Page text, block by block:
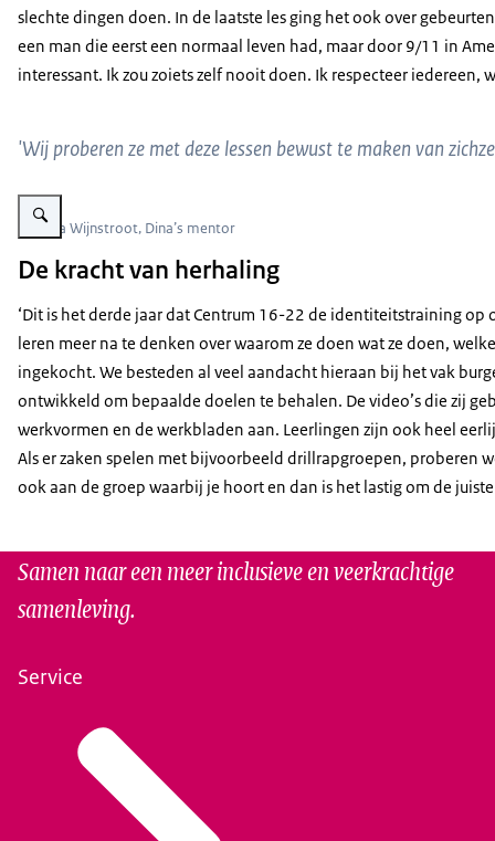
slechte dingen doen. In de laatste les ging het ook over
een man die eerst een normaal leven had, maar door 9/11 in
interessant. Ik zou zoiets zelf nooit doen. Ik respecteer
'Wij proberen ze met deze lessen bewust te maken van
Vergroot afbeelding Natasja Wijnstroot
Natasja Wijnstroot, Dina’s mentor
De kracht van herhaling
‘Dit is het derde jaar dat Centrum 16-22 de identiteitstraining
leren meer na te denken over waarom ze doen wat ze doen,
ingekocht. We besteden al veel aandacht hieraan bij het vak
ontwikkeld om bepaalde doelen te behalen. De video’s die zij
werkvormen en de werkbladen aan. Leerlingen zijn ook heel
Als er zaken spelen met bijvoorbeeld drillrapgroepen, proberen
ook aan de groep waarbij je hoort en dan is het lastig om de
Samen naar een meer inclusieve en veerkrachtige
samenleving.
Service